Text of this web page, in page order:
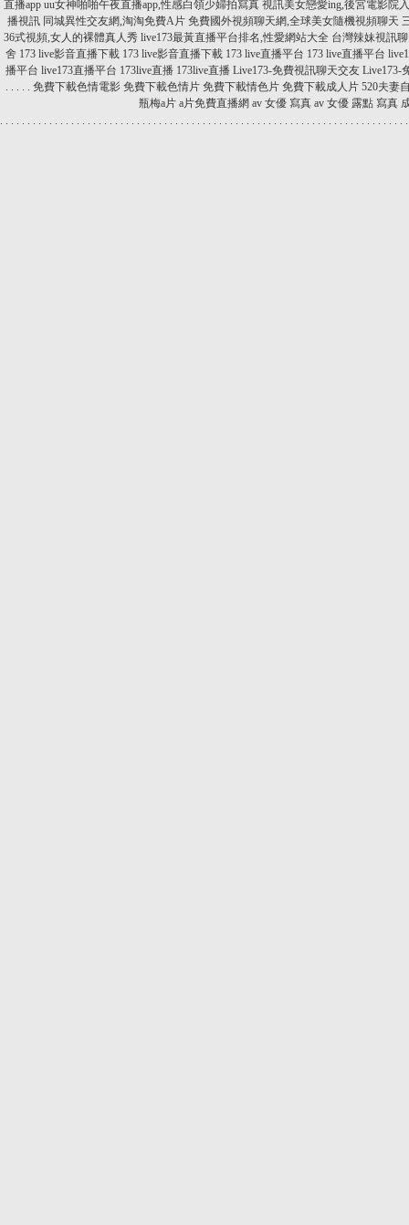
直播app uu女神啪啪午夜直播app,性感白領少婦拍寫真 視訊美女戀愛ing,後宮電影院
播視訊 同城異性交友網,淘淘免費A片 免費國外視頻聊天網,全球美女隨機視頻聊天
36式視頻,女人的裸體真人秀 live173最黃直播平台排名,性愛網站大全 台灣辣妹視訊
舍 173 live影音直播下載 173 live影音直播下載 173 live直播平台 173 live直播平台
播平台 live173直播平台 173live直播 173live直播 Live173-免費視訊聊天交友 Live173-
. . . . . 免費下載色情電影 免費下載色情片 免費下載情色片 免費下載成人片 520夫妻
瓶梅a片 a片免費直播網 av 女優 寫真 av 女優 露點 寫真
. . . . . . . . . . . . . . . . . . . . . . . . . . . . . . . . . . . . . . . . . . . . . . . . . . . . . . . . . . . . . . . . . . . . . . . . . . .